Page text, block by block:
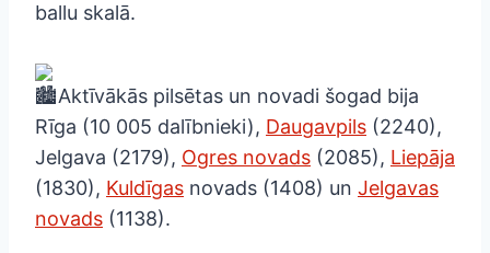
ballu skalā.
Aktīvākās pilsētas un novadi šogad bija
Rīga (10 005 dalībnieki), Daugavpils (2240),
Jelgava (2179), Ogres novads (2085), Liepāja
(1830), Kuldīgas novads (1408) un Jelgavas
novads (1138).